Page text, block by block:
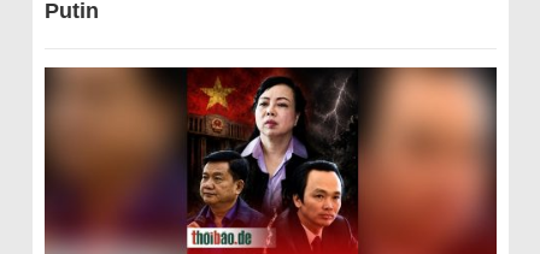
Putin